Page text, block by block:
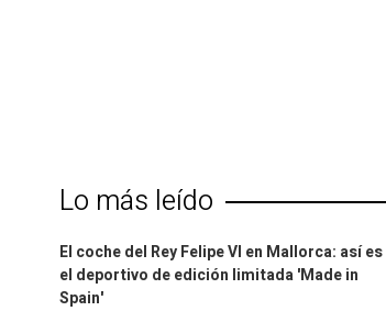
Lo más leído
El coche del Rey Felipe VI en Mallorca: así es
el deportivo de edición limitada 'Made in
Spain'